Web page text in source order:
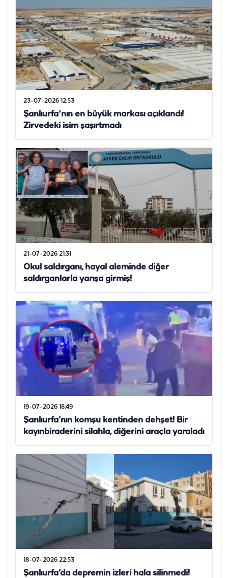
23-07-2026 12:53
Şanlıurfa'nın en büyük markası açıklandı!
Zirvedeki isim şaşırtmadı
21-07-2026 21:31
Okul saldırganı, hayal aleminde diğer
saldırganlarla yarışa girmiş!
19-07-2026 18:49
Şanlıurfa’nın komşu kentinden dehşet! Bir
kayınbiraderini silahla, diğerini araçla yaraladı
18-07-2026 22:53
Şanlıurfa’da depremin izleri hala silinmedi!